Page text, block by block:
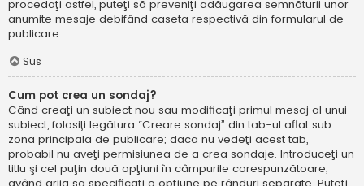
procedaţi astfel, puteţi să preveniţi adăugarea semnăturii unor
anumite mesaje debifând caseta respectivă din formularul de
publicare.
Sus
Cum pot crea un sondaj?
Când creaţi un subiect nou sau modificaţi primul mesaj al unui
subiect, folosiți legătura “Creare sondaj” din tab-ul aflat sub
zona principală de publicare; dacă nu vedeţi acest tab,
probabil nu aveţi permisiunea de a crea sondaje. Introduceţi un
titlu şi cel puţin două opţiuni în câmpurile corespunzătoare,